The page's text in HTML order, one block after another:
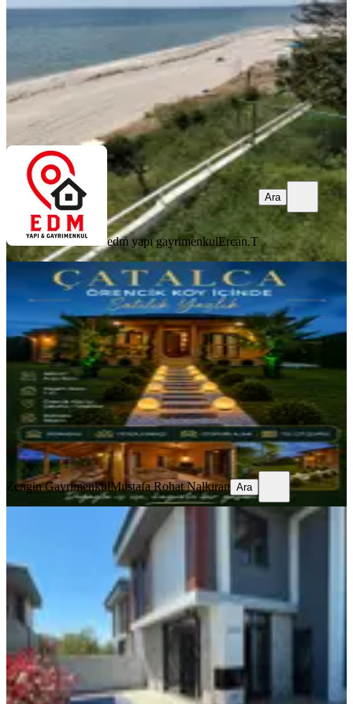
13.950.000 ₺
edm yapı gayrimenkul
edm yapı gayrimenkulErcan.T
Ara
Çatalca Örencik’te Satılık Özel Yazlık
Fırsatı 🌿
Çatalca, Örencik Mahallesi
1+1·365 m²·Villa tipi·01.05.2026
6.500.000 ₺Geri Dönüş: 22 yıl
Zengin GayrimenkulMustafa Rohat Nalkıran
Ara
Zengin GayrimenkulMustafa Rohat Nalkıran Ara
Turyap Şile Girişi Güvenlikli Sitede
Müstakil Havuzlu 3+1 Villa.
Şile, Kumbaba Mahallesi
3+1· 156 m²·Düz Giriş (Zemin)·20.04.2026
17.500.000 ₺